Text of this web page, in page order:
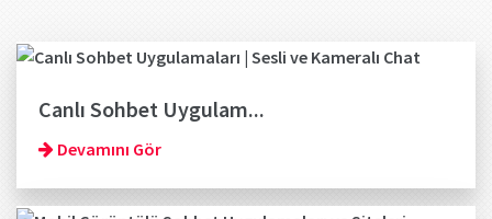
Canlı Sohbet Uygulam...
Devamını Gör